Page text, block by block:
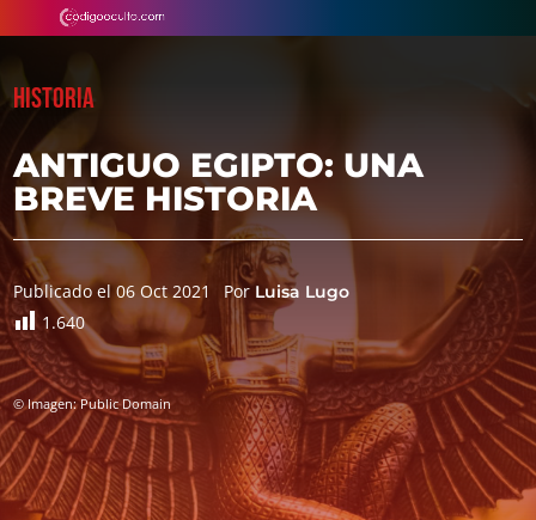
HISTORIA
ANTIGUO EGIPTO: UNA
BREVE HISTORIA
Publicado el 06 Oct 2021 PorLuisa Lugo
1.640
© Imagen: Public Domain